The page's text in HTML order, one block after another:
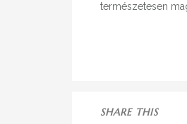
természetesen
SHARE THIS